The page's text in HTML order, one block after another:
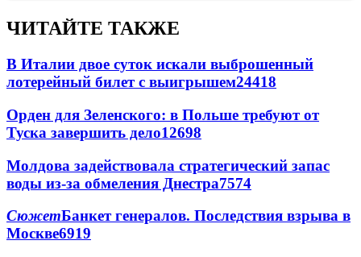
ЧИТАЙТЕ ТАКЖЕ
В Италии двое суток искали выброшенный
лотерейный билет с выигрышем24418
Орден для Зеленского: в Польше требуют от
Туска завершить дело12698
Молдова задействовала стратегический запас
воды из-за обмеления Днестра7574
СюжетБанкет генералов. Последствия взрыва в
Москве6919